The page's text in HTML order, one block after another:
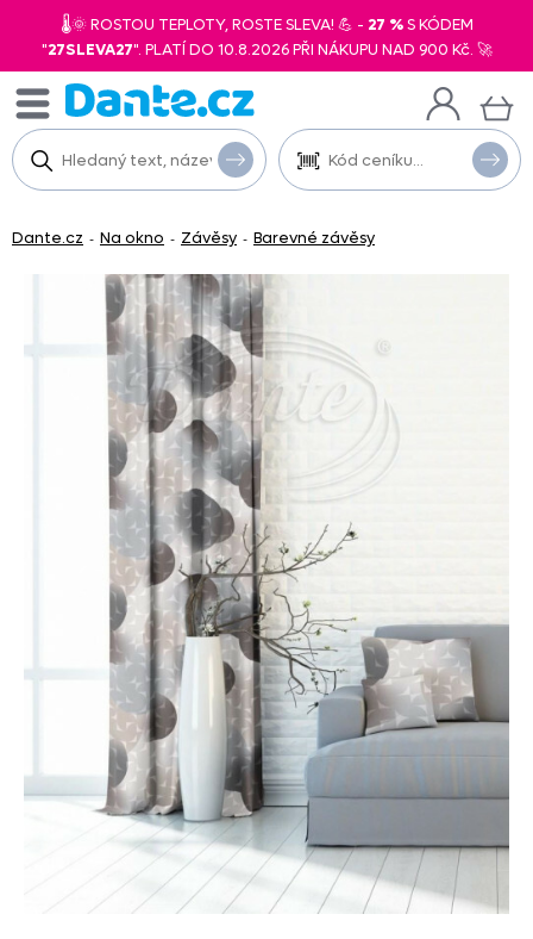
🌡️🌞 ROSTOU TEPLOTY, ROSTE SLEVA! 💪 - 27 %S KÓDEM
"27SLEVA27". PLATÍ DO 10.8.2026 PŘI NÁKUPU NAD 900 Kč. 🚀
Dante.cz - Na okno - Závěsy - Barevné závěsy